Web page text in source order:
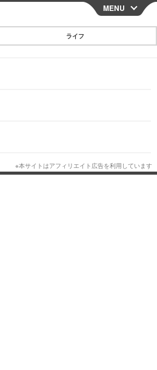
CLOSE
MENU
ライフ